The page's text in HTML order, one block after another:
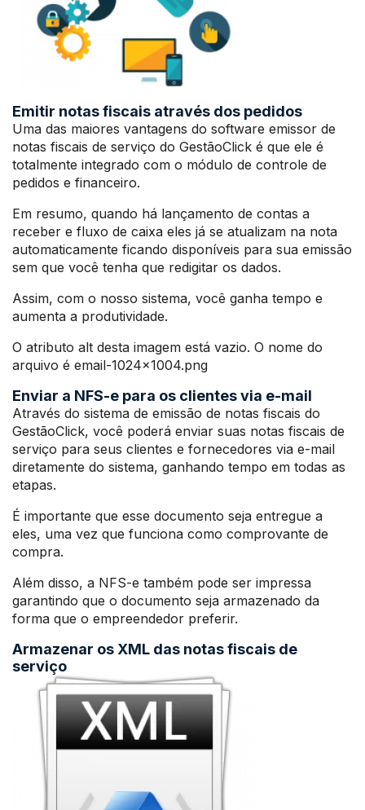
Emitir notas fiscais através dos pedidos
Uma das maiores vantagens do software emissor de
notas fiscais de serviço do GestãoClick é que ele é
totalmente integrado com o módulo de controle de
pedidos e financeiro.
Em resumo, quando há lançamento de contas a
receber e fluxo de caixa eles já se atualizam na nota
automaticamente ficando disponíveis para sua emissão
sem que você tenha que redigitar os dados.
Assim, com o nosso sistema, você ganha tempo e
aumenta a produtividade.
O atributo alt desta imagem está vazio. O nome do
arquivo é email-1024×1004.png
Enviar a NFS-e para os clientes via e-mail
Através do sistema de emissão de notas fiscais do
GestãoClick, você poderá enviar suas notas fiscais de
serviço para seus clientes e fornecedores via e-mail
diretamente do sistema, ganhando tempo em todas as
etapas.
É importante que esse documento seja entregue a
eles, uma vez que funciona como comprovante de
compra.
Além disso, a NFS-e também pode ser impressa
garantindo que o documento seja armazenado da
forma que o empreendedor preferir.
Armazenar os XML das notas fiscais de
serviço